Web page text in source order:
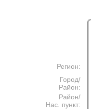
Регион:
Город/
Район:
Район/
Нас. пункт: